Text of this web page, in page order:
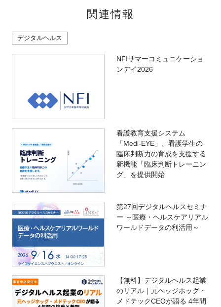
関連情報
デジタルヘルス
NFIサマーコミュニケーショ
ンデイ2026
看護教育支援システム
「Medi-EYE」、看護学生の
臨床判断力の育成を支援する
新機能「臨床判断トレーニン
グ」を提供開始
第27回デジタルヘルスセミナ
ー ～医療・ヘルスケアリアル
ワールドデータの利活用～
【無料】デジタルヘルス起業
のリアル｜元ヘッジホッグ・
メドテックCEOが語る 4年間